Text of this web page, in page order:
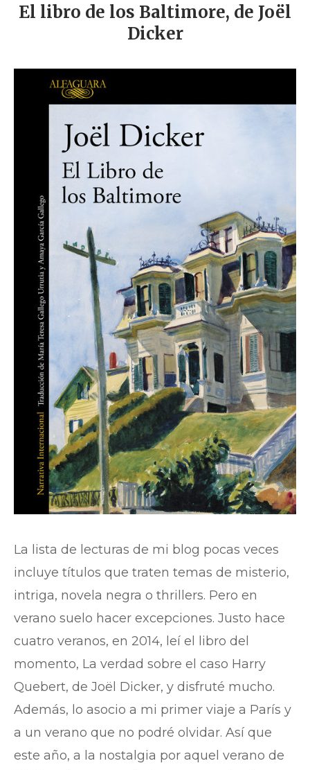
El libro de los Baltimore, de Joël
Dicker
La lista de lecturas de mi blog pocas veces
incluye títulos que traten temas de misterio,
intriga, novela negra o thrillers. Pero en
verano suelo hacer excepciones. Justo hace
cuatro veranos, en 2014, leí el libro del
momento, La verdad sobre el caso Harry
Quebert, de Joël Dicker, y disfruté mucho.
Además, lo asocio a mi primer viaje a París y
a un verano que no podré olvidar. Así que
este año, a la nostalgia por aquel verano de